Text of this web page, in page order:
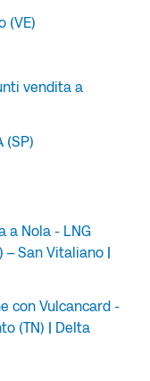
(VE)
vendita a
(SP)
a Nola - LNG
– San Vitaliano |
con Vulcancard -
(TN) | Delta